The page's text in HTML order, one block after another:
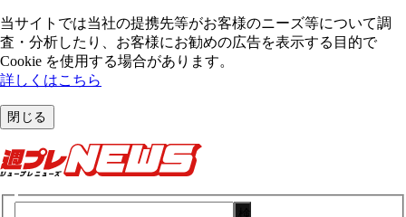
当サイトでは当社の提携先等がお客様のニーズ等について調
査・分析したり、お客様にお勧めの広告を表⽰する⽬的で
Cookie を使⽤する場合があります。
詳しくはこちら
閉じる